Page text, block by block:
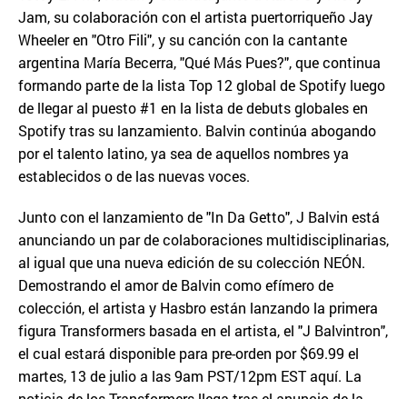
Jam, su colaboración con el artista puertorriqueño Jay
Wheeler en "Otro Fili", y su canción con la cantante
argentina María Becerra, "Qué Más Pues?", que continua
formando parte de la lista Top 12 global de Spotify luego
de llegar al puesto #1 en la lista de debuts globales en
Spotify tras su lanzamiento. Balvin continúa abogando
por el talento latino, ya sea de aquellos nombres ya
establecidos o de las nuevas voces.
Junto con el lanzamiento de "In Da Getto", J Balvin está
anunciando un par de colaboraciones multidisciplinarias,
al igual que una nueva edición de su colección NEÓN.
Demostrando el amor de Balvin como efímero de
colección, el artista y Hasbro están lanzando la primera
figura Transformers basada en el artista, el "J Balvintron",
el cual estará disponible para pre-orden por $69.99 el
martes, 13 de julio a las 9am PST/12pm EST aquí. La